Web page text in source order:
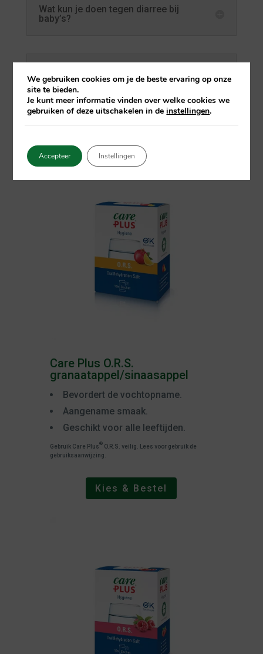
Wat kun je doen tegen diarree bij
baby’s?
Care Plus O.R.S.
granaatappel/sinaasappel
Bevordert de vochtopname.
Aangename smaak.
Geschikt voor alle leeftijden.
Gebruik Care Plus® O.R.S. veilig. Lees voor gebruik de
gebruiksaanwijzing.
Kies & Bestel
We gebruiken cookies om je de beste ervaring op onze
site te bieden.
Je kunt meer informatie vinden over welke cookies we
gebruiken of deze uitschakelen in deinstellingen.
Accepteer Instellingen